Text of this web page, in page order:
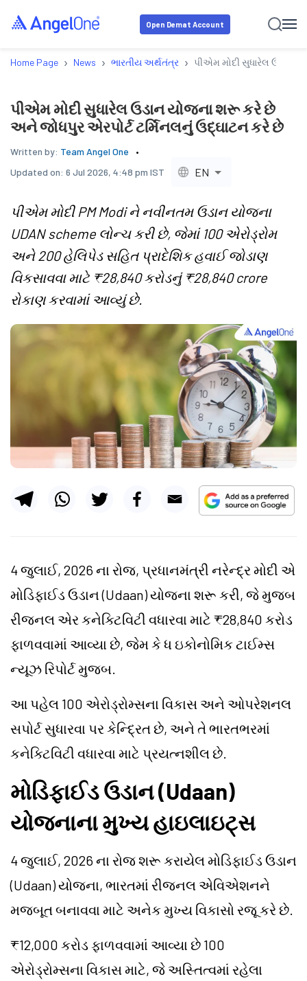
Open Demat Account
Home Page › News › ભારતીય અર્થતંત્ર › પીએમ મોદી સુધારેલ ઉડાન
પીએમ મોદી સુધારેલ ઉડાન યોજના શરૂ કરે છે
અને જોધપુર એરપોર્ટ ટર્મિનલનું ઉદ્ઘાટન કરે છે
Written by: Team Angel One
Updated on: 6 Jul 2026, 4:48 pm IST EN
પીએમ મોદી PM Modi ને નવીનતમ ઉડાન યોજના
UDAN scheme લોન્ચ કરી છે, જેમાં 100 એરોડ્રોમ
અને 200 હેલિપેડ સહિત પ્રાદેશિક હવાઈ જોડાણ
વિકસાવવા માટે ₹28,840 કરોડનું ₹28,840 crore
રોકાણ કરવામાં આવ્યું છે.
4 જુલાઈ, 2026 ના રોજ, પ્રધાનમંત્રી નરેન્દ્ર મોદી એ
મોડિફાઈડ ઉડાન (Udaan) યોજના શરૂ કરી, જે મુજબ
રીજનલ એર કનેક્ટિવિટી વધારવા માટે ₹28,840 કરોડ
ફાળવવામાં આવ્યા છે, જેમ કે ધ ઇકોનોમિક ટાઈમ્સ
ન્યૂઝ રિપોર્ટ મુજબ.
આ પહેલ 100 એરોડ્રોમ્સના વિકાસ અને ઓપરેશનલ
સપોર્ટ સુધારવા પર કેન્દ્રિત છે, અને તે ભારતભરમાં
કનેક્ટિવિટી વધારવા માટે પ્રયત્નશીલ છે.
મોડિફાઈડ ઉડાન (Udaan)
યોજનાના મુખ્ય હાઇલાઇટ્સ
4 જુલાઈ, 2026 ના રોજ શરૂ કરાયેલ મોડિફાઈડ ઉડાન
(Udaan) યોજના, ભારતમાં રીજનલ એવિએશનને
મજબૂત બનાવવા માટે અનેક મુખ્ય વિકાસો રજૂ કરે છે.
₹12,000 કરોડ ફાળવવામાં આવ્યા છે 100
એરોડ્રોમ્સના વિકાસ માટે, જે અસ્તિત્વમાં રહેલા